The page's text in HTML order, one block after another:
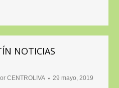
NOTICIAS
CENTROLIVA 29 mayo, 2019